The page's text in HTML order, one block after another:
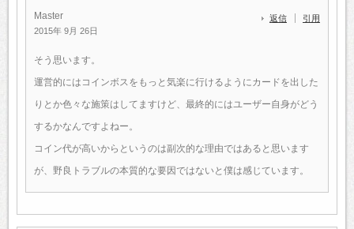
Master
2015年 9月 26日
返信 引用
そう思います。
運営的にはコインボスをもっと気楽に行けるようにカードを出した
りとか色々な施策はしてますけど、最終的にはユーザー自身がどう
するかなんですよねー。
コイン代が高いからというのは副次的な理由ではあると思います
が、野良トラブルの本質的な要因ではないと僕は感じています。